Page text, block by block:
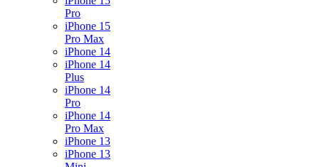
Pro
iPhone 15
Pro Max
iPhone 14
iPhone 14
Plus
iPhone 14
Pro
iPhone 14
Pro Max
iPhone 13
iPhone 13